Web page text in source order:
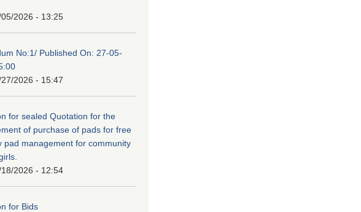
2026 - 13:25
No:1/ Published On: 27-05-
2026 - 15:47
for sealed Quotation for the
of purchase of pads for free
pad management for community
2026 - 12:54
for Bids